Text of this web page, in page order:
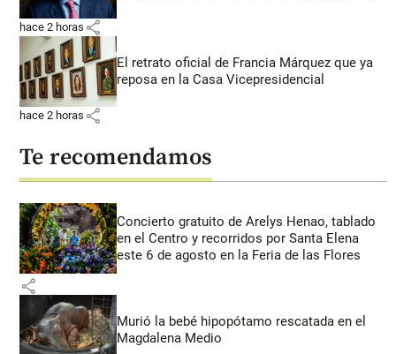
hace 2 horas share
El retrato oficial de Francia Márquez que ya
reposa en la Casa Vicepresidencial
hace 2 horas share
Te recomendamos
Concierto gratuito de Arelys Henao, tablado
en el Centro y recorridos por Santa Elena
este 6 de agosto en la Feria de las Flores
share
Murió la bebé hipopótamo rescatada en el
Magdalena Medio